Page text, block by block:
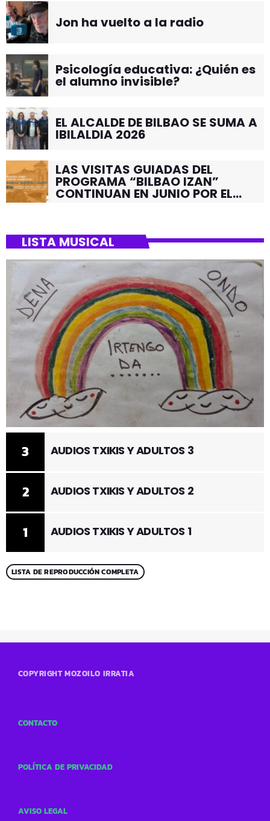
Jon ha vuelto a la radio
Psicología educativa: ¿Quién es
el alumno invisible?
EL ALCALDE DE BILBAO SE SUMA A
IBILALDIA 2026
LAS VISITAS GUIADAS DEL
PROGRAMA “BILBAO IZAN”
CONTINUAN EN JUNIO POR EL
LISTA MUSICAL
1 AUDIOS TXIKIS Y ADULTOS 1
2 AUDIOS TXIKIS Y ADULTOS 2
3 AUDIOS TXIKIS Y ADULTOS 3
LISTA DE REPRODUCCIÓN COMPLETA
COPYRIGHT MOZOILO IRRATIA
CONTACTO
POLÍTICA DE PRIVACIDAD
AVISO LEGAL